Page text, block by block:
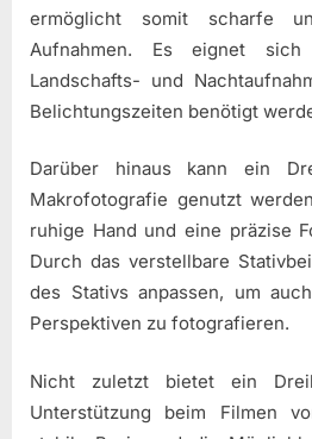
ermöglicht somit scharfe
Aufnahmen. Es eignet
Landschafts- und
Belichtungszeiten benötigt
Darüber hinaus kann ein
Makrofotografie genutzt
ruhige Hand und eine präzise
Durch das verstellbare
des Stativs anpassen, um
Perspektiven zu fotografieren.
Nicht zuletzt bietet ein
Unterstützung beim Filmen